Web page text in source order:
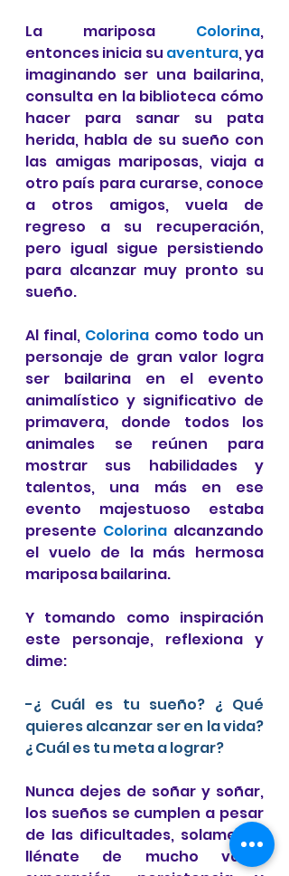
La mariposa Colorina,
entonces inicia su aventura, ya
imaginando ser una bailarina,
consulta en la biblioteca cómo
hacer para sanar su pata
herida, habla de su sueño con
las amigas mariposas, viaja a
otro país para curarse, conoce
a otros amigos, vuela de
regreso a su recuperación,
pero igual sigue persistiendo
para alcanzar muy pronto su
sueño.
Al final, Colorina como todo un
personaje de gran valor logra
ser bailarina en el evento
animalístico y significativo de
primavera, donde todos los
animales se reúnen para
mostrar sus habilidades y
talentos, una más en ese
evento majestuoso estaba
presente Colorina alcanzando
el vuelo de la más hermosa
mariposa bailarina.
Y tomando como inspiración
este personaje, reflexiona y
dime:
-¿ Cuál es tu sueño? ¿ Qué
quieres alcanzar ser en la vida?
¿ Cuál es tu meta a lograr?
Nunca dejes de soñar y soñar,
los sueños se cumplen a pesar
de las dificultades, solamente
llénate de mucho valor,